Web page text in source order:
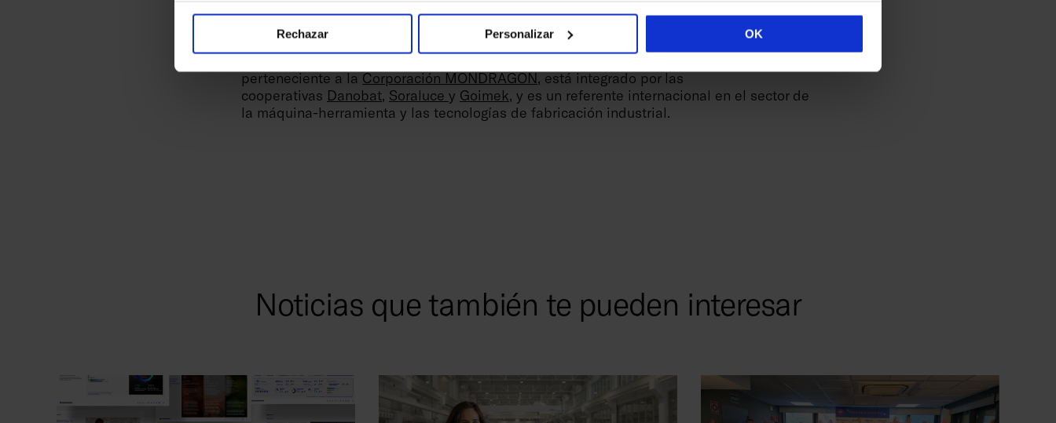
Rechazar Personalizar OK
Con una trayectoria de 70 años en el ámbito de las tecnologías aplicadas a la fabricación
industrial, Danobatgroup cuenta con una plantilla formada por más de 1.400 personas
perteneciente a laCorporación MONDRAGON, está integrado por las
cooperativas Danobat, Soraluce y Goimek, y es un referente internacional en el sector de
la máquina-herramienta y las tecnologías de fabricación industrial.
Noticias que también te pueden interesar